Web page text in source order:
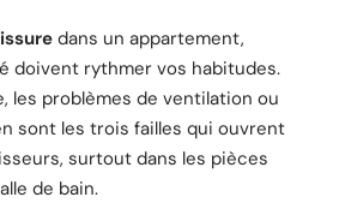
dans un appartement,
doivent rythmer vos habitudes.
les problèmes de ventilation ou
sont les trois failles qui ouvrent
surtout dans les pièces
de bain.